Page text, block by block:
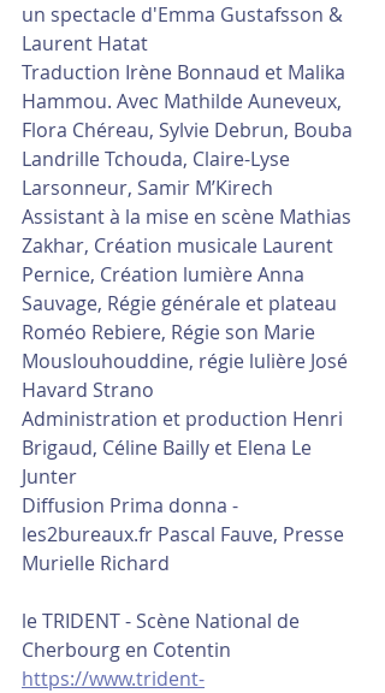
un spectacle d'Emma Gustafsson &
Laurent Hatat
Traduction Irène Bonnaud et Malika
Hammou. Avec Mathilde Auneveux,
Flora Chéreau, Sylvie Debrun, Bouba
Landrille Tchouda, Claire-Lyse
Larsonneur, Samir M’Kirech
Assistant à la mise en scène Mathias
Zakhar, Création musicale Laurent
Pernice, Création lumière Anna
Sauvage, Régie générale et plateau
Roméo Rebiere, Régie son Marie
Mouslouhouddine, régie lulière José
Havard Strano
Administration et production Henri
Brigaud, Céline Bailly et Elena Le
Junter
Diffusion Prima donna -
les2bureaux.fr Pascal Fauve, Presse
Murielle Richard
le TRIDENT - Scène National de
Cherbourg en Cotentin
https://www.trident-